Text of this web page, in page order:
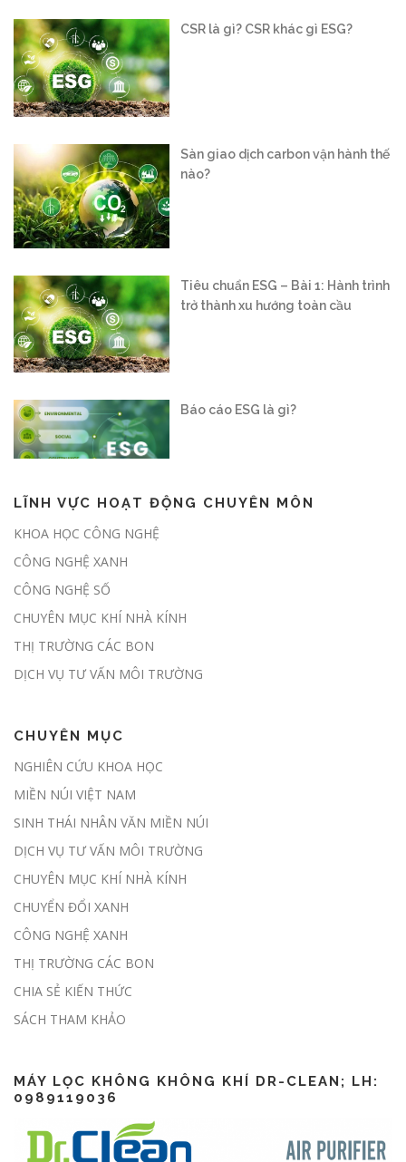
Sàn giao dịch carbon vận hành thế
Tiêu chuẩn ESG – Bài 1: Hành trình
trở thành xu hướng toàn cầu
Báo cáo ESG là gì?
trong nước: “Mở cánh cửa” cho nền
thí điểm trong tháng 6
LĨNH VỰC HOẠT ĐỘNG CHUYÊN MÔN
KHOA HỌC CÔNG NGHỆ
CÔNG NGHỆ XANH
CÔNG NGHỆ SỐ
CHUYÊN MỤC KHÍ NHÀ KÍNH
THỊ TRƯỜNG CÁC BON
DỊCH VỤ TƯ VẤN MÔI TRƯỜNG
CHUYÊN MỤC
NGHIÊN CỨU KHOA HỌC
MIỀN NÚI VIỆT NAM
SINH THÁI NHÂN VĂN MIỀN NÚI
DỊCH VỤ TƯ VẤN MÔI TRƯỜNG
CHUYÊN MỤC KHÍ NHÀ KÍNH
CHUYỂN ĐỔI XANH
CÔNG NGHỆ XANH
THỊ TRƯỜNG CÁC BON
CHIA SẺ KIẾN THỨC
SÁCH THAM KHẢO
MÁY LỌC KHÔNG KHÔNG KHÍ DR-CLEAN; LH:
0989119036